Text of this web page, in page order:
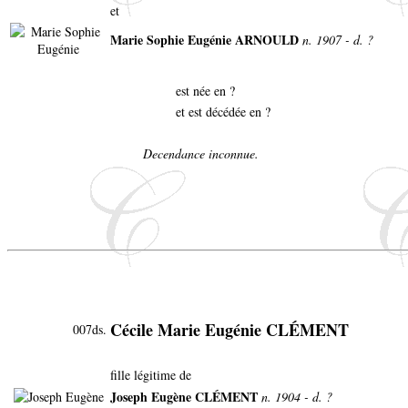
et
Marie Sophie Eugénie ARNOULD n. 1907 - d. ?
est née en ?
et est décédée en ?
Decendance inconnue.
007ds. Cécile Marie Eugénie CLÉMENT
fille légitime de
Joseph Eugène CLÉMENT n. 1904 - d. ?